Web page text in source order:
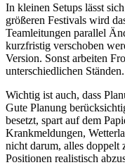
In kleinen Setups lässt
größeren Festivals wird
Teamleitungen parallel
kurzfristig verschoben
Version. Sonst arbeiten
unterschiedlichen Ständen.
Wichtig ist auch, dass
Gute Planung
besetzt, spart auf dem
Krankmeldungen,
nicht darum, alles doppelt
Positionen realistisch